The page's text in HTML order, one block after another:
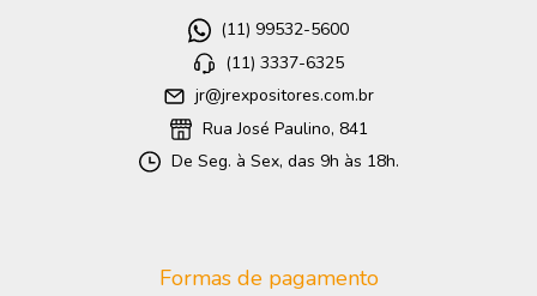
(11) 99532-5600
(11) 3337-6325
jr@jrexpositores.com.br
Rua José Paulino, 841
De Seg. à Sex, das 9h às 18h.
Formas de pagamento